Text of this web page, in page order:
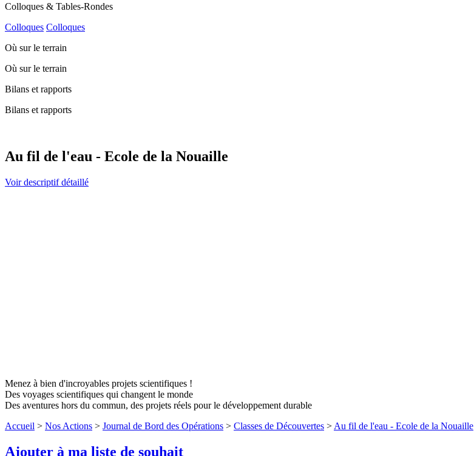
Colloques & Tables-Rondes
Colloques Colloques
Où sur le terrain
Où sur le terrain
Bilans et rapports
Bilans et rapports
Au fil de l'eau - Ecole de la Nouaille
Voir descriptif détaillé
Menez à bien d'incroyables projets scientifiques !
Des voyages scientifiques qui changent le monde
Des aventures hors du commun, des projets réels pour le développement durable
Accueil > Nos Actions > Journal de Bord des Opérations > Classes de Découvertes > Au fil de l'eau - Ecole de la Nouaille
Ajouter à ma liste de souhait